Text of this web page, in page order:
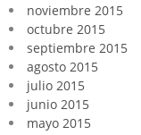
noviembre 2015
octubre 2015
septiembre 2015
agosto 2015
julio 2015
junio 2015
mayo 2015